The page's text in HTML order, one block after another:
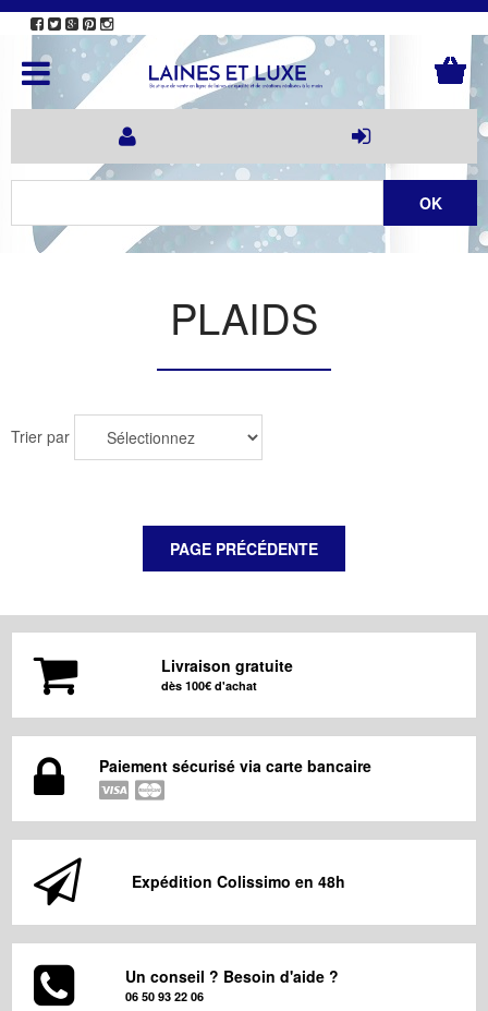
PLAIDS
Trier par
Livraison gratuite
dès 100€ d'achat
Paiement sécurisé via carte bancaire
Expédition Colissimo en 48h
Un conseil ? Besoin d'aide ?
06 50 93 22 06